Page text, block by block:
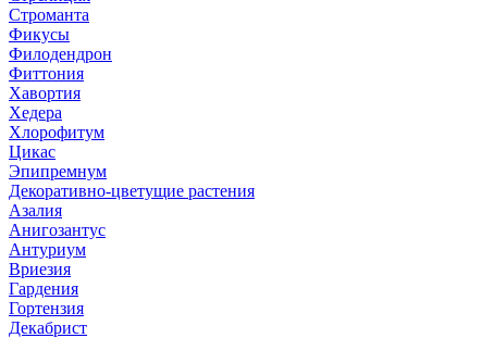
Строманта
Фикусы
Филодендрон
Фиттония
Хавортия
Хедера
Хлорофитум
Цикас
Эпипремнум
Декоративно-цветущие растения
Азалия
Анигозантус
Антуриум
Вриезия
Гардения
Гортензия
Декабрист